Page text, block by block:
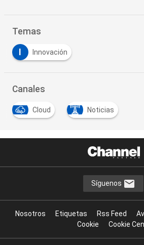
Temas
Innovación
Canales
Cloud Noticias
Síguenos
Nosotros Etiquetas Rss Feed
Cookie
Cookie